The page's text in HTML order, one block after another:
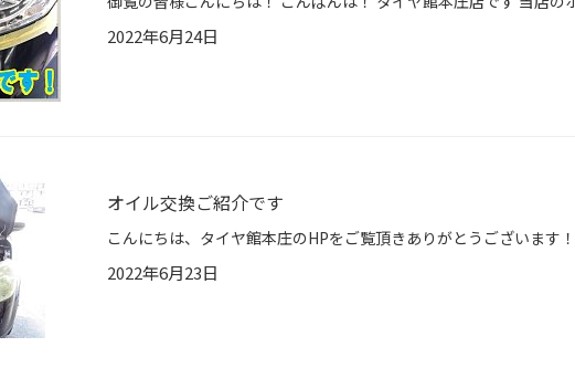
2022年6月24日
オイル交換ご紹介です
2022年6月23日